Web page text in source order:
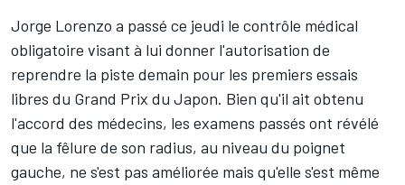
Jorge Lorenzo a passé ce jeudi le contrôle médical
obligatoire visant à lui donner l'autorisation de
reprendre la piste demain pour les premiers essais
libres du Grand Prix du Japon. Bien qu'il ait obtenu
l'accord des médecins, les examens passés ont révélé
que la fêlure de son radius, au niveau du poignet
gauche, ne s'est pas améliorée mais qu'elle s'est même